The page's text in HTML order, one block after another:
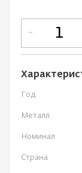
-
Год
Металл
Номинал
Страна